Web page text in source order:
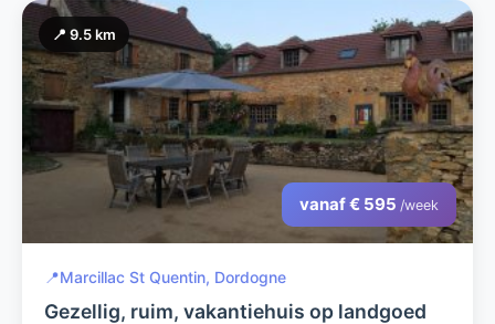
📍 9.5 km
vanaf € 595 /week
📍Marcillac St Quentin, Dordogne
Gezellig, ruim, vakantiehuis op landgoed